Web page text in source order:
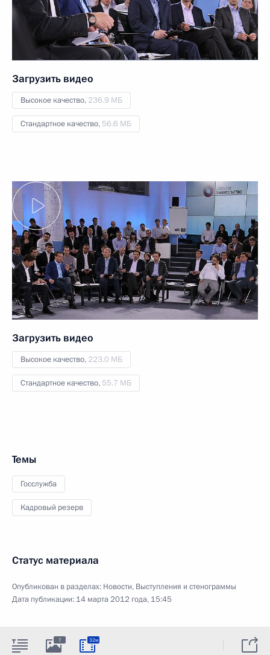
Загрузить видео
Высокое качество, 236.9 МБ
Стандартное качество, 56.6 МБ
Загрузить видео
Высокое качество, 223.0 МБ
Стандартное качество, 55.7 МБ
Темы
Госслужба
Кадровый резерв
Статус материала
Опубликован в разделах: Новости, Выступления и стенограммы
Дата публикации: 14 марта 2012 года, 15:45
7 32м